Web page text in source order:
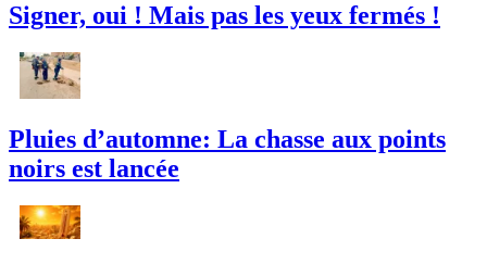
Signer, oui ! Mais pas les yeux fermés !
Pluies d’automne: La chasse aux points
noirs est lancée